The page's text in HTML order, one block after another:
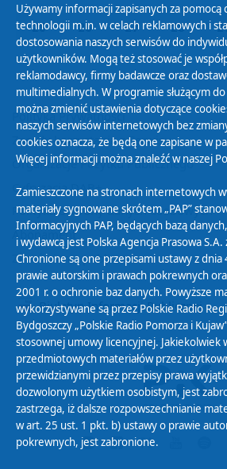
25 26 27 28
Polityka Prywatności
Zasady korzystania z Serwisu
Organizacje Pożytku Publicznego
Cyfryzacja DAB+
Polityka ochrony danych osobowych
Abonament
Zamówienia publiczne
Biuletyn Informacji Publicznej
Używamy informacji zapisanych za
technologii m.in. w celach reklamowych i
dostosowania naszych serwisów do
użytkowników. Mogą też stosować je
reklamodawcy, firmy badawcze oraz
multimedialnych. W programie służącym
można zmienić ustawienia dotyczące
naszych serwisów internetowych bez
cookies oznacza, że będą one zapisane w
Więcej informacji można znaleźć w naszej
Zamieszczone na stronach internetowych
materiały sygnowane skrótem „PAP”
Informacyjnych PAP, będących bazą
i wydawcą jest Polska Agencja Prasowa
Chronione są one przepisami ustawy z
prawie autorskim i prawach pokrewnych
2001 r. o ochronie baz danych. Powyższe
wykorzystywane są przez Polskie Radio
Bydgoszczy „Polskie Radio Pomorza i
stosownej umowy licencyjnej. Jakiekolwiek
przedmiotowych materiałów przez
przewidzianymi przez przepisy prawa
dozwolonym użytkiem osobistym, jest
zastrzega, iż dalsze rozpowszechnianie
w art. 25 ust. 1 pkt. b) ustawy o prawie
pokrewnych, jest zabronione.